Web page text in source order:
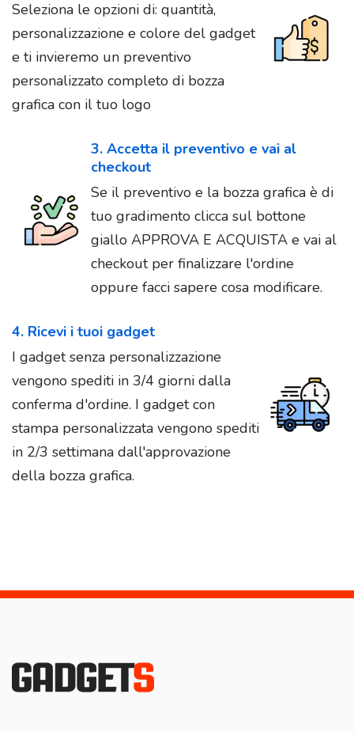
Seleziona le opzioni di: quantità,
personalizzazione e colore del gadget
e ti invieremo un preventivo
personalizzato completo di bozza
grafica con il tuo logo
3. Accetta il preventivo e vai al
checkout
Se il preventivo e la bozza grafica è di
tuo gradimento clicca sul bottone
giallo APPROVA E ACQUISTA e vai al
checkout per finalizzare l'ordine
oppure facci sapere cosa modificare.
4. Ricevi i tuoi gadget
I gadget senza personalizzazione
vengono spediti in 3/4 giorni dalla
conferma d'ordine. I gadget con
stampa personalizzata vengono spediti
in 2/3 settimana dall'approvazione
della bozza grafica.